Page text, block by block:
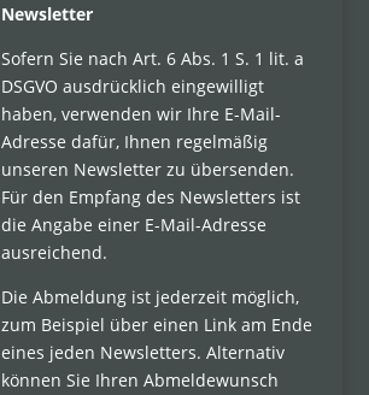
Newsletter
Sofern Sie nach Art. 6 Abs. 1 S. 1 lit. a
DSGVO ausdrücklich eingewilligt
haben, verwenden wir Ihre E-Mail-
Adresse dafür, Ihnen regelmäßig
unseren Newsletter zu übersenden.
Für den Empfang des Newsletters ist
die Angabe einer E-Mail-Adresse
ausreichend.
Die Abmeldung ist jederzeit möglich,
zum Beispiel über einen Link am Ende
eines jeden Newsletters. Alternativ
können Sie Ihren Abmeldewunsch